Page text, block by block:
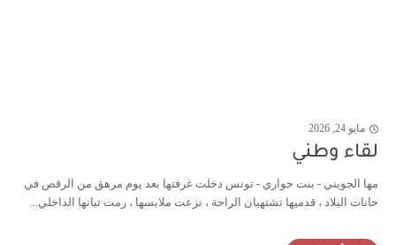
مايو 24, 2026
لقاء وطني
مها الجويني - بنت حواري - تونس دخلت غرفتها بعد يوم مرهق من الرقص في
حانات البلاد ، قدميها تشتهيان الراحة ، نزعت ملابسها ، رمت تبانها الداخلي...